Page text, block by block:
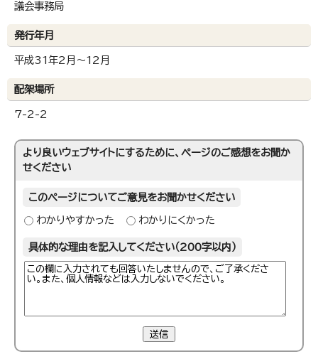
議会事務局
発行年月
平成31年2月～12月
配架場所
7-2-2
より良いウェブサイトにするために、ページのご感想をお聞か
せください
このページについてご意見をお聞かせください
わかりやすかった わかりにくかった
具体的な理由を記入してください（200字以内）
送信